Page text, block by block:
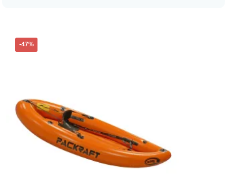
-47%
Produkt
Optionen
können